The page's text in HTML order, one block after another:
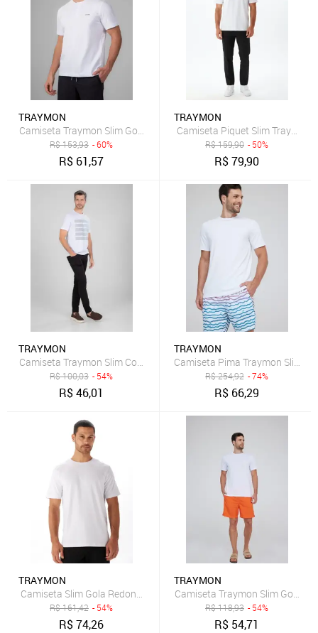
TRAYMON
Camiseta Traymon Slim Gola Portuguesa Branco
R$153,93 - 60%
R$ 61,57
TRAYMON
R$159,90 - 50%
R$79,90
TRAYMON
Camiseta Traymon Slim Com Estampa Branco
R$100,03 - 54%
R$46,01
TRAYMON
Camiseta Pima Traymon Slim
R$254,92 - 74%
R$ 66,29
TRAYMON
Camiseta Slim Gola Redonda Traymon - Branco - Xxg
R$161,42 - 54%
R$74,26
TRAYMON
Camiseta Traymon Slim Gola
R$118,93 - 54%
R$ 54,71